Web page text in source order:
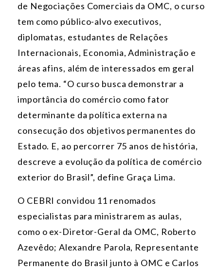
de Negociações Comerciais da OMC, o curso
tem como público-alvo executivos,
diplomatas, estudantes de Relações
Internacionais, Economia, Administração e
áreas afins, além de interessados em geral
pelo tema. “O curso busca demonstrar a
importância do comércio como fator
determinante da política externa na
consecução dos objetivos permanentes do
Estado. E, ao percorrer 75 anos de história,
descreve a evolução da política de comércio
exterior do Brasil”, define Graça Lima.
O CEBRI convidou 11 renomados
especialistas para ministrarem as aulas,
como o ex-Diretor-Geral da OMC, Roberto
Azevêdo; Alexandre Parola, Representante
Permanente do Brasil junto à OMC e Carlos